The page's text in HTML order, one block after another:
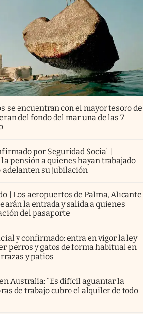
se encuentran con el mayor tesoro de
del fondo del mar una de las 7
por Seguridad Social |
la pensión a quienes hayan trabajado
adelanten su jubilación
| Los aeropuertos de Palma, Alicante
la entrada y salida a quienes
del pasaporte
y confirmado: entra en vigor la ley
perros y gatos de forma habitual en
y patios
Australia: “Es difícil aguantar la
de trabajo cubro el alquiler de todo